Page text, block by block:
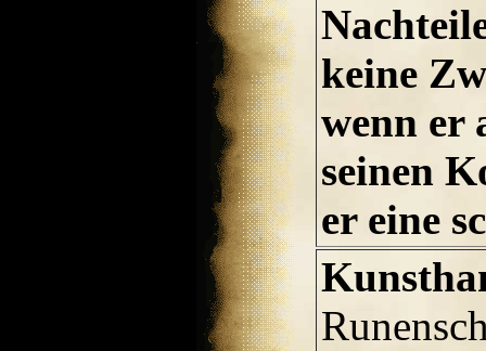
keine
wenn er
seinen
er eine